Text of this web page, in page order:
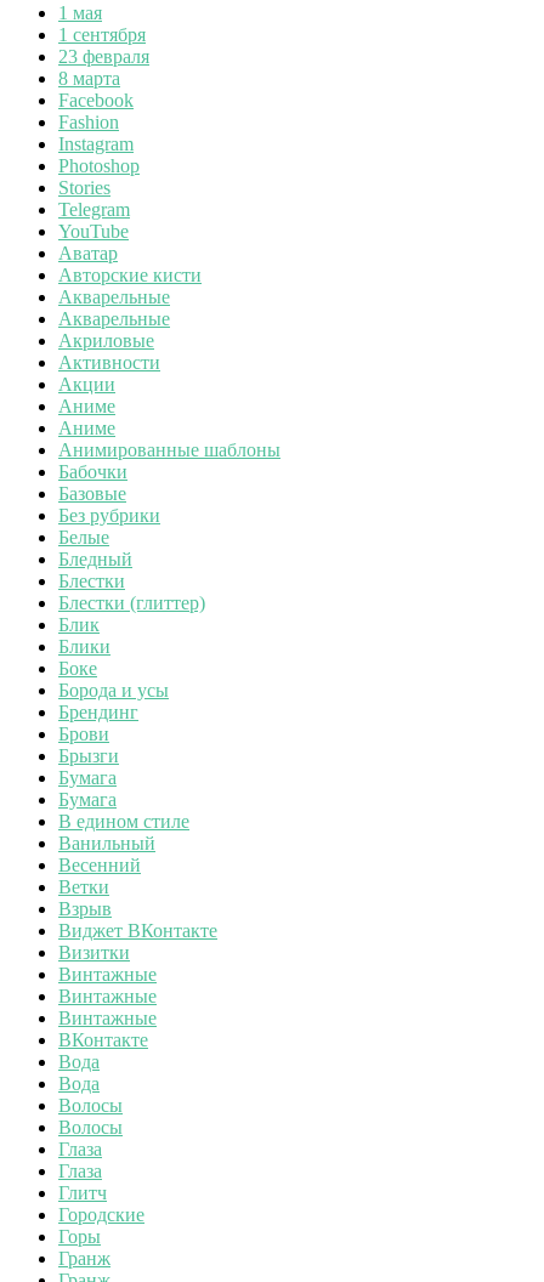
1 мая
1 сентября
23 февраля
8 марта
Facebook
Fashion
Instagram
Photoshop
Stories
Telegram
YouTube
Аватар
Авторские кисти
Акварельные
Акварельные
Акриловые
Активности
Акции
Аниме
Аниме
Анимированные шаблоны
Бабочки
Базовые
Без рубрики
Белые
Бледный
Блестки
Блестки (глиттер)
Блик
Блики
Боке
Борода и усы
Брендинг
Брови
Брызги
Бумага
Бумага
В едином стиле
Ванильный
Весенний
Ветки
Взрыв
Виджет ВКонтакте
Визитки
Винтажные
Винтажные
Винтажные
ВКонтакте
Вода
Вода
Волосы
Волосы
Глаза
Глаза
Глитч
Городские
Горы
Гранж